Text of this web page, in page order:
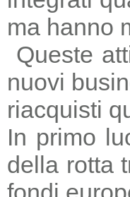
ma hanno
Queste
nuovi
riacquisti
In primo
della rotta